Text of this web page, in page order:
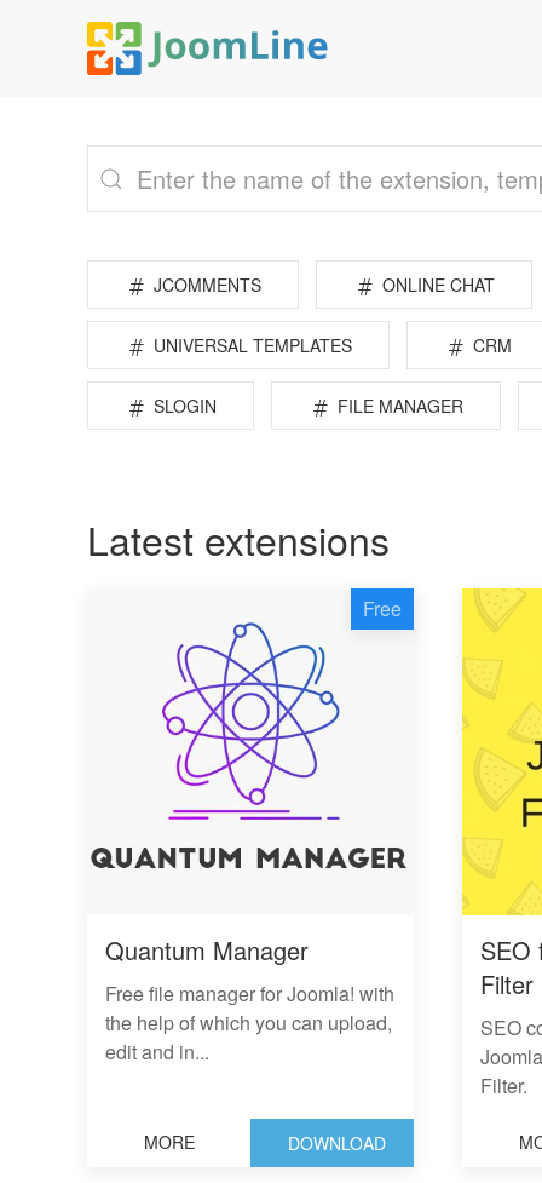
JCOMMENTS ONLINE CHAT
UNIVERSAL TEMPLATES CRM
SLOGIN FILE MANAGER
Latest extensions
Free
Quantum Manager
Free file manager for Joomla! with
the help of which you can upload,
edit and in...
MORE DOWNLOAD
SEO
Filter
SEO
Filter.